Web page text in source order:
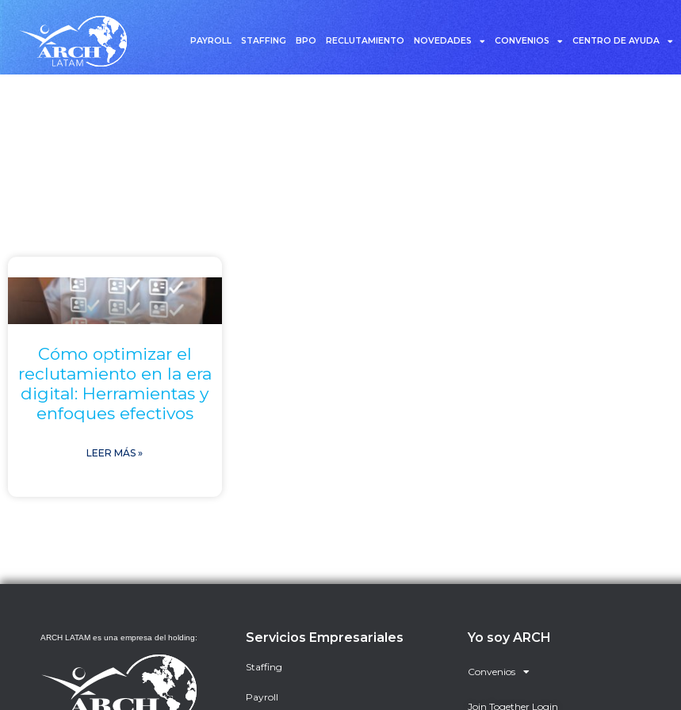
PAYROLL STAFFING BPO RECLUTAMIENTO NOVEDADES CONVENIOS CENTRO DE AYUDA
Cómo optimizar el
reclutamiento en la era
digital: Herramientas y
enfoques efectivos
LEER MÁS »
ARCH LATAM es una empresa del holding: Servicios Empresariales
Staffing
Payroll
Yo soy ARCH
Convenios
Join Together Login